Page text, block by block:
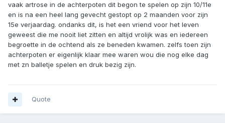
vaak artrose in de achterpoten dit begon te spelen op zijn 10/11e
en is na een heel lang gevecht gestopt op 2 maanden voor zijn
15e verjaardag. ondanks dit, is het een vriend voor het leven
geweest die me nooit liet zitten en altijd vrolijk was en iedereen
begroette in de ochtend als ze beneden kwamen. zelfs toen zijn
achterpoten er eigenlijk klaar mee waren wou die nog elke dag
met zn balletje spelen en druk bezig zijn.
Quote